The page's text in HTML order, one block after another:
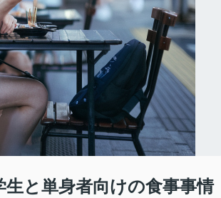
と単身者向けの食事事情